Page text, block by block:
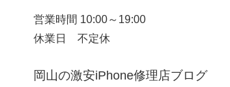
営業時間 10:00～19:00
休業日 不定休
岡山の激安iPhone修理店ブログ